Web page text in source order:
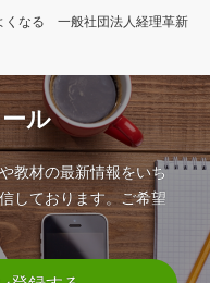
くなる 一般社団法人経理革新
ル
教材の最新情報をいち
しております。ご希望